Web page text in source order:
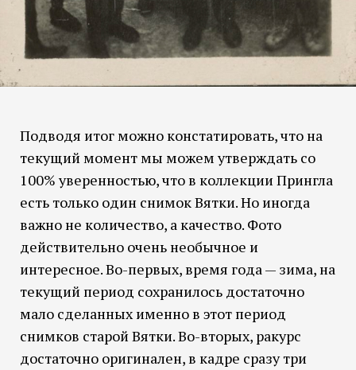
Подводя итог можно констатировать, что на
текущий момент мы можем утверждать со
100% уверенностью, что в коллекции Прингла
есть только один снимок Вятки. Но иногда
важно не количество, а качество. Фото
действительно очень необычное и
интересное. Во-первых, время года — зима, на
текущий период сохранилось достаточно
мало сделанных именно в этот период
снимков старой Вятки. Во-вторых, ракурс
достаточно оригинален, в кадре сразу три